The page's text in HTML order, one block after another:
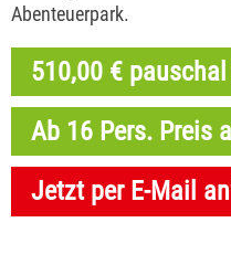
Abenteuerpark.
510,00 €
Ab 16 Pers. Preis
Jetzt per E-Mail